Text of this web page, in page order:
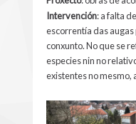
Intervención: a falta
escorrentía das
conxunto. No que se
especies nin no
existentes no mesmo,